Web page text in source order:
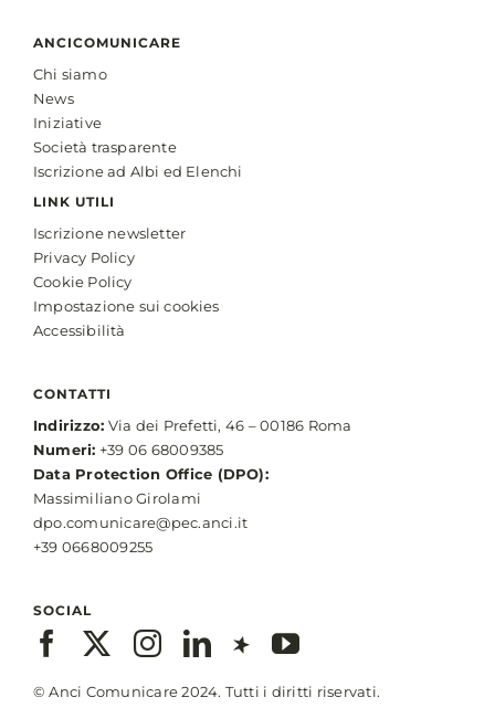
ANCICOMUNICARE
Chi siamo
News
Iniziative
Società trasparente
Iscrizione ad Albi ed Elenchi
LINK UTILI
Iscrizione newsletter
Privacy Policy
Cookie Policy
Impostazione sui cookies
Accessibilità
CONTATTI
Indirizzo: Via dei Prefetti, 46 – 00186 Roma
Numeri: +39 06 68009385
Data Protection Office (DPO):
Massimiliano Girolami
dpo.comunicare@pec.anci.it
+39 0668009255
SOCIAL
© Anci Comunicare 2024. Tutti i diritti riservati.